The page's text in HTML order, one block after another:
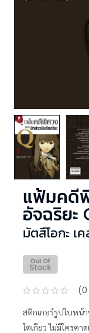
แฟ้มคดี
อัจฉริยะ
มัตสึโอกะ เค
(0
สติกเกอร์รูปใบหน้
โตเกียว ไม่มีใครคา